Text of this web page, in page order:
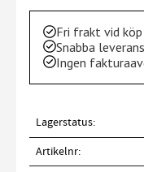
Fri frakt vid
Snabba
Ingen
Lagerstatus
Artikelnr